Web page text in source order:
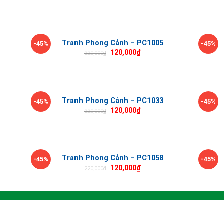
-45% Tranh Phong Cảnh – PC1005
220,000₫ 120,000₫
-45%
-45% Tranh Phong Cảnh – PC1033
220,000₫ 120,000₫
-45%
-45% Tranh Phong Cảnh – PC1058
220,000₫ 120,000₫
-45%